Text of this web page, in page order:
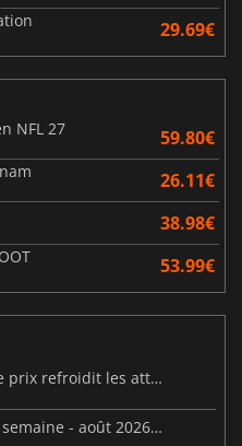
29.69€
NFL 27
59.80€
26.11€
38.98€
53.99€
Steam Frame : une fuite sur le prix refroidit les attentes VR
Sorties de jeux vidéo de cette semaine - août 2026 (semaine 32)